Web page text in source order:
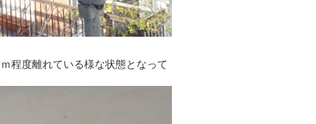
程度離れている様な状態となって